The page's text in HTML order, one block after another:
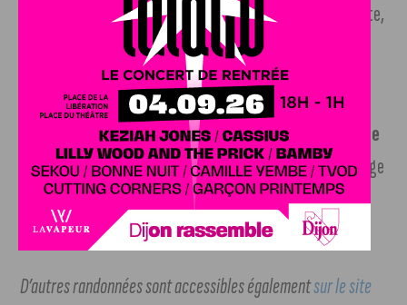
étangs. Aboutir à une plage. S’engager tout de suite à droite,
suivre le large chemin caillouteux qui bifurque à gauche et
continuer sur 250 m.
5 – Tourner à droite puis tout de suite à gauche (juste
après la barrière)pour prendre le chemin herbeux qui longe
le fossé. Poursuivre, toujours tout droit, jusqu’au point de
départ.
D’autres randonnées sont accessibles égalementsur le site